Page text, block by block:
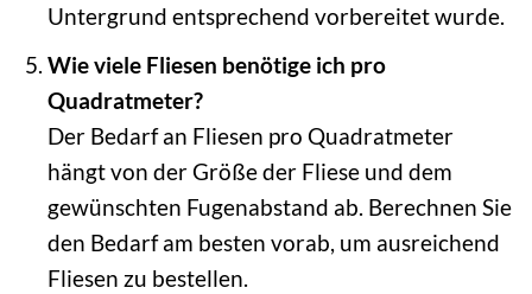
Untergrund entsprechend vorbereitet wurde.
Wie viele Fliesen benötige ich pro
Quadratmeter?
Der Bedarf an Fliesen pro Quadratmeter
hängt von der Größe der Fliese und dem
gewünschten Fugenabstand ab. Berechnen Sie
den Bedarf am besten vorab, um ausreichend
Fliesen zu bestellen.